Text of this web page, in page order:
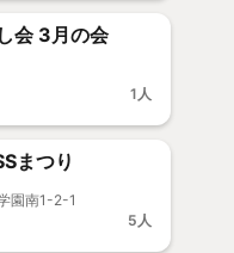
づんと1on1お話し会 3月の会
1人
まつり
園南1-2-1
5人